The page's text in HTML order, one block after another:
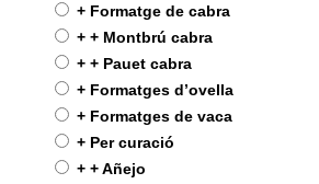
+ Formatge de cabra
+ + Montbrú cabra
+ + Pauet cabra
+ Formatges d’ovella
+ Formatges de vaca
+ Per curació
+ + Añejo